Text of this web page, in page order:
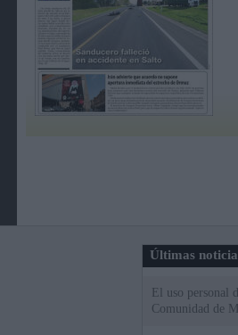
Últimas
El uso personal
Comunidad de